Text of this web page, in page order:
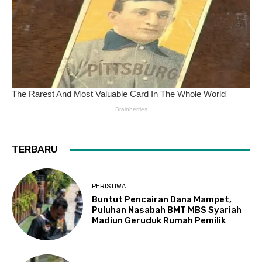
TERBARU
PERISTIWA
Buntut Pencairan Dana Mampet,
Puluhan Nasabah BMT MBS Syariah
Madiun Geruduk Rumah Pemilik